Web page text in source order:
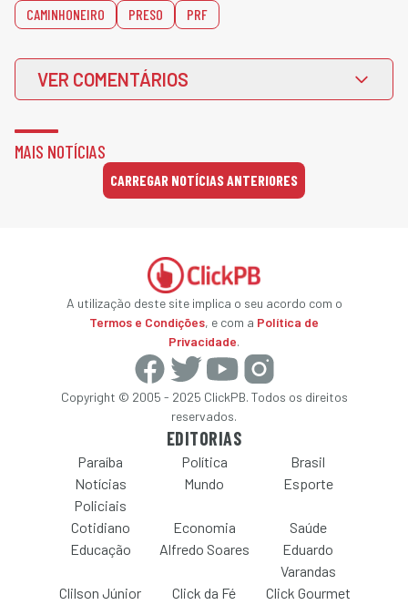
CAMINHONEIRO PRESO PRF
VER COMENTÁRIOS
MAIS NOTÍCIAS
CARREGAR NOTÍCIAS ANTERIORES
A utilização deste site implica o seu acordo com o
Termos e Condições, e com a Política de
Privacidade.
Copyright © 2005 - 2025 ClickPB. Todos os direitos
reservados.
EDITORIAS
Paraíba Política
Brasil
Notícias
Policiais
Mundo Esporte
Cotidiano Economia
Saúde
Educação
Alfredo Soares
Eduardo
Varandas
Clilson Júnior
Click da Fé Click Gourmet